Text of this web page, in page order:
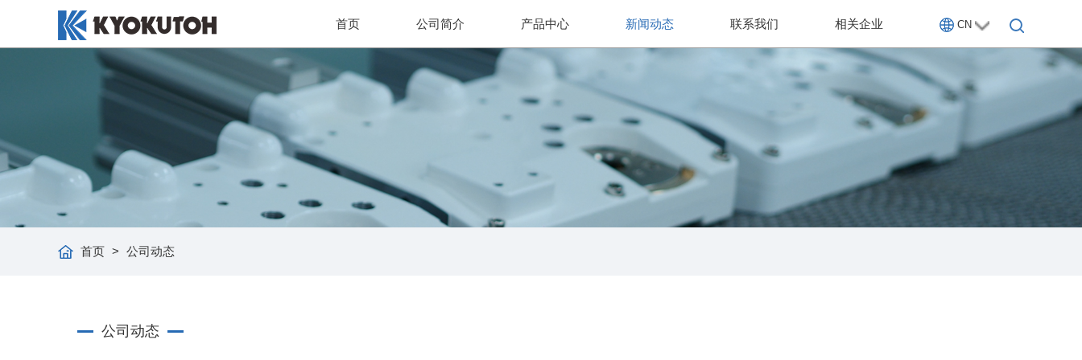
CN
首页 公司简介 产品中心 新闻动态 联系我们 相关企业
首页 > 公司动态
公司动态